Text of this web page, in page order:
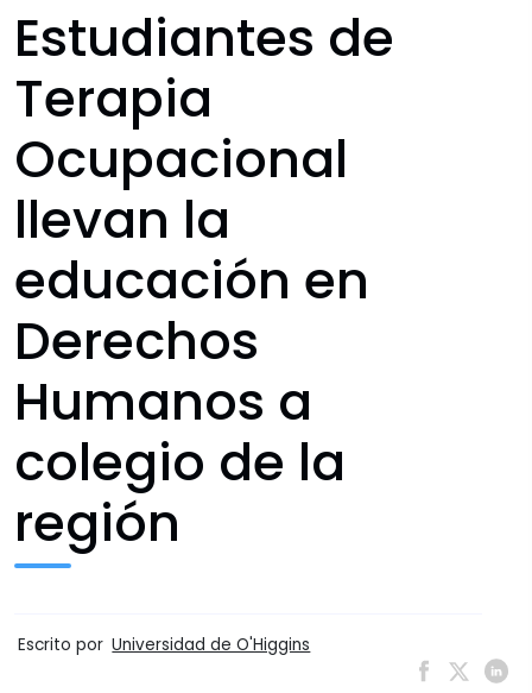
Estudiantes de
Terapia
Ocupacional
llevan la
educación en
Derechos
Humanos a
colegio de la
región
Escrito por Universidad de O'Higgins